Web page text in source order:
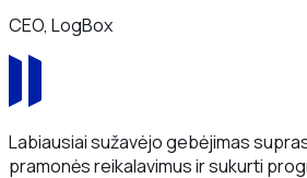
CEO, LogBox
Labiausiai sužavėjo gebėjimas
pramonės reikalavimus ir sukurti